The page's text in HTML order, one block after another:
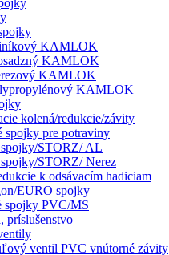
KAMLOK
KAMLOK
KAMLOK
KAMLOK
kolená/redukcie/závity
spojky pre potraviny
spojky/STORZ/ AL
STORZ/ Nerez
k odsávacím hadiciam
EURO spojky
spojky PVC/MS
príslušenstvo
ventil PVC vnútorné závity